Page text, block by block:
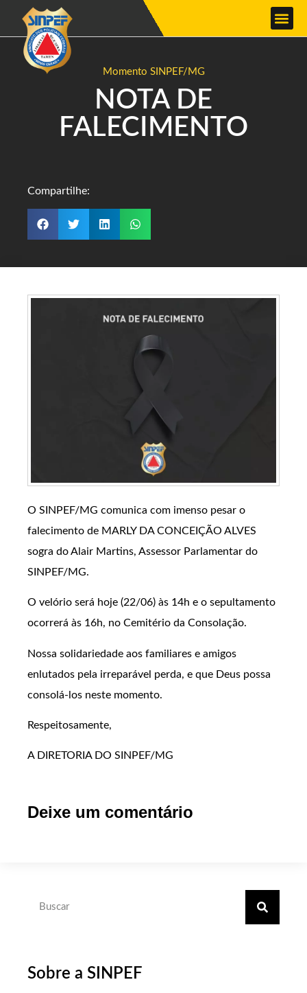
Momento SINPEF/MG
NOTA DE
FALECIMENTO
Compartilhe:
O SINPEF/MG comunica com imenso pesar o
falecimento de MARLY DA CONCEIÇÃO ALVES
sogra do Alair Martins, Assessor Parlamentar do
SINPEF/MG.
O velório será hoje (22/06) às 14h e o sepultamento
ocorrerá às 16h, no Cemitério da Consolação.
Nossa solidariedade aos familiares e amigos
enlutados pela irreparável perda, e que Deus possa
consolá-los neste momento.
Respeitosamente,
A DIRETORIA DO SINPEF/MG
Deixe um comentário
Sobre a SINPEF